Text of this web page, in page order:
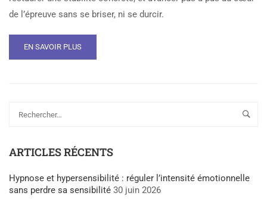
de l’épreuve sans se briser, ni se durcir.
EN SAVOIR PLUS
ARTICLES RÉCENTS
Hypnose et hypersensibilité : réguler l’intensité émotionnelle
sans perdre sa sensibilité 30 juin 2026